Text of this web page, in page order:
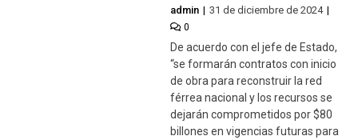
admin 31 de diciembre de 2024
0
De acuerdo con el jefe de Estado,
“se formarán contratos con inicio
de obra para reconstruir la red
férrea nacional y los recursos se
dejarán comprometidos por $80
billones en vigencias futuras para